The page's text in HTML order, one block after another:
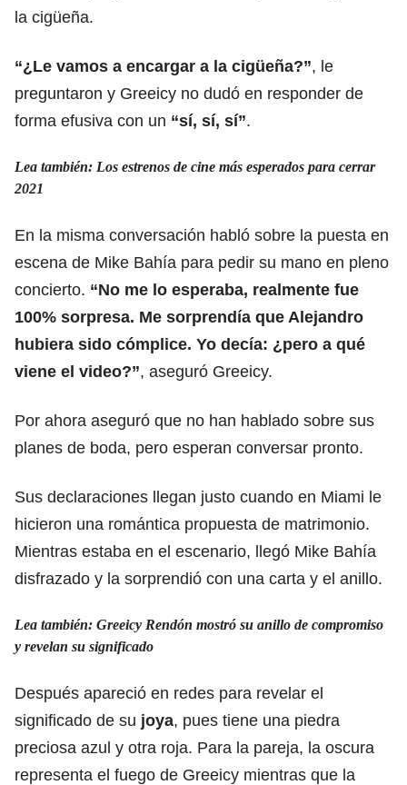
la cigüeña.
“¿Le vamos a encargar a la cigüeña?”, le
preguntaron y Greeicy no dudó en responder de
forma efusiva con un “sí, sí, sí”.
Lea también: Los estrenos de cine más esperados para cerrar
2021
En la misma conversación habló sobre la puesta en
escena de Mike Bahía para pedir su mano en pleno
concierto. “No me lo esperaba, realmente fue
100% sorpresa. Me sorprendía que Alejandro
hubiera sido cómplice. Yo decía: ¿pero a qué
viene el video?”, aseguró Greeicy.
Por ahora aseguró que no han hablado sobre sus
planes de boda, pero esperan conversar pronto.
Sus declaraciones llegan justo cuando en Miami le
hicieron una romántica propuesta de matrimonio.
Mientras estaba en el escenario, llegó Mike Bahía
disfrazado y la sorprendió con una carta y el anillo.
Lea también: Greeicy Rendón mostró su anillo de compromiso
y revelan su significado
Después apareció en redes para revelar el
significado de su joya, pues tiene una piedra
preciosa azul y otra roja. Para la pareja, la oscura
representa el fuego de Greeicy mientras que la